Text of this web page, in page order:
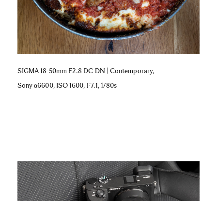
SIGMA 18-50mm F2.8 DC DN | Contemporary,
Sony α6600, ISO 1600, F7.1, 1/80s